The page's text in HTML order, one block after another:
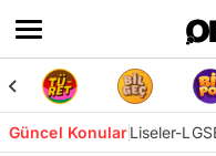
Güncel KonularLiseler-LGS